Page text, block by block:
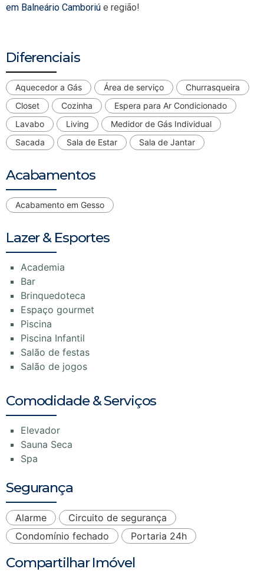
em Balneário Camboriú e região!
Diferenciais
Aquecedor a Gás Área de serviço
Churrasqueira
Closet
Cozinha
Espera para Ar Condicionado
Lavabo
Living
Medidor de Gás Individual
Sacada
Sala de Estar Sala de Jantar
Acabamentos
Acabamento em Gesso
Lazer & Esportes
Academia
Bar
Brinquedoteca
Espaço gourmet
Piscina
Piscina Infantil
Salão de festas
Salão de jogos
Comodidade & Serviços
Elevador
Sauna Seca
Spa
Segurança
Alarme
Circuito de segurança
Condomínio fechado
Portaria 24h
Compartilhar Imóvel